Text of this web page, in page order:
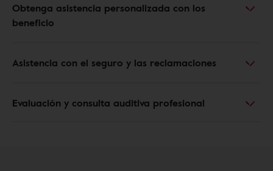
Obtenga asistencia personalizada con los
beneficio
Asistencia con el seguro y las reclamaciones
Evaluación y consulta auditiva profesional